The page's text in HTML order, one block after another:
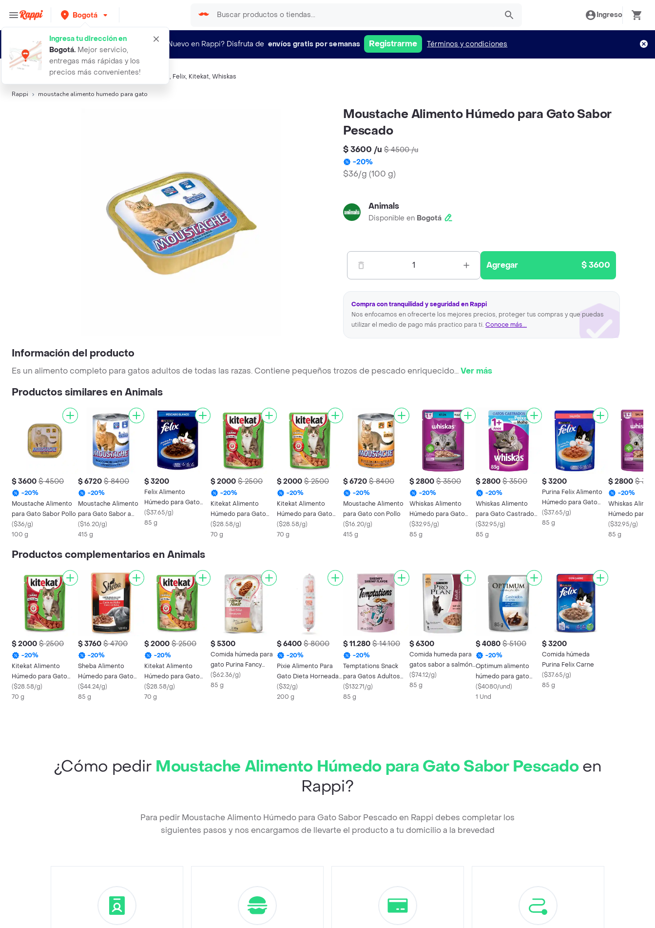
Bogotá
Ingresa tu dirección en
Bogotá. Mejor servicio,
entregas más rápidas y los
precios más convenientes!
Ingreso
¿Nuevo en Rappi? Disfruta de envíos gratis por semanas Registrarme Términos y condiciones
Búsquedas relacionadas:Alimento para gatos , Felix, Kitekat, Whiskas
Rappi moustache alimento humedo para gato
Moustache Alimento Húmedo para Gato Sabor
Pescado
$ 3600 /u $ 4500/u
-20%
$36/g (100 g)
Animals
Disponible en Bogotá
1 Agregar $ 3600
Compra con tranquilidad y seguridad en Rappi
Nos enfocamos en ofrecerte los mejores precios, proteger tus compras y que puedas
utilizar el medio de pago más practico para ti. Conoce más...
Información del producto
Es un alimento completo para gatos adultos de todas las razas. Contiene pequeños trozos de pescado enriquecido...Ver más
Productos similares en Animals
$ 3600 $ 4500
-20%
Moustache Alimento
para Gato Sabor Pollo
($36/g)
100 g
$ 6720 $ 8400
-20%
Moustache Alimento
para Gato Sabor a
Pescado
($16.20/g)
415 g
$ 3200
Felix Alimento
Húmedo para Gato
Sabor a Pescado
Blanco
($37.65/g)
85 g
$ 2000 $ 2500
-20%
Kitekat Alimento
Húmedo para Gato
sabor Carne
($28.58/g)
70 g
$ 2000 $ 2500
-20%
Kitekat Alimento
Húmedo para Gato
Sabor Pollo
($28.58/g)
70 g
$ 6720 $ 8400
-20%
Moustache Alimento
para Gato con Pollo
($16.20/g)
415 g
$ 2800 $ 3500
-20%
Whiskas Alimento
Húmedo para Gato
Adulto Atún
($32.95/g)
85 g
$ 2800 $ 3500
-20%
Whiskas Alimento
para Gato Castrado
Sabor Pescado
($32.95/g)
85 g
$ 3200
Purina Felix Alimento
Húmedo para Gato
Sabor a Salmón
($37.65/g)
85 g
$ 2800 $
-20%
Whiskas
Húmedo para
Adulto de
($32.95/g)
85 g
Productos complementarios en Animals
$ 2000 $ 2500
-20%
Kitekat Alimento
Húmedo para Gato
sabor Carne
($28.58/g)
70 g
$ 3760 $ 4700
-20%
Sheba Alimento
Húmedo para Gato
Adulto
($44.24/g)
85 g
$ 2000 $ 2500
-20%
Kitekat Alimento
Húmedo para Gato
Sabor Pollo
($28.58/g)
70 g
$ 5300
Comida húmeda para
gato Purina Fancy
Feast Petits Filets
sabor a salmón x 85gr
($62.36/g)
85 g
$ 6400 $ 8000
-20%
Pixie Alimento Para
Gato Dieta Horneada
De Pescado Adulto
($32/g)
200 g
$ 11.280 $ 14.100
-20%
Temptations Snack
para Gatos Adultos
Sabor a Camarón
($132.71/g)
85 g
$ 6300
Comida humeda para
gatos sabor a salmón
Purina Pro Plan x 85gr
($74.12/g)
85 g
$ 4080 $ 5100
-20%
Optimum alimento
húmedo para gato
adulto castrado pollo
sobre 85 g
($4080/und)
1 Und
$ 3200
Comida húmeda
Purina Felix Carne
($37.65/g)
85 g
¿Cómo pedir Moustache Alimento Húmedo para Gato Sabor Pescadoen
Rappi?
Para pedir Moustache Alimento Húmedo para Gato Sabor Pescado en Rappi debes completar los
siguientes pasos y nos encargamos de llevarte el producto a tu domicilio a la brevedad